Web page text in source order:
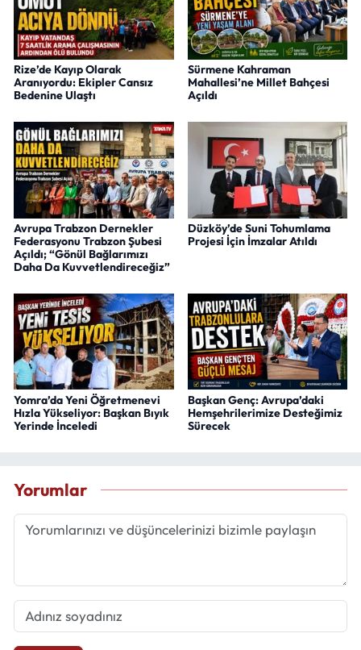
Rize’de Kayıp Olarak
Aranıyordu: Ekipler Cansız
Bedenine Ulaştı
Sürmene Kahraman
Mahallesi’ne Millet Bahçesi
Açıldı
Avrupa Trabzon Dernekler
Federasyonu Trabzon Şubesi
Açıldı; “Gönül Bağlarımızı
Daha Da Kuvvetlendireceğiz”
Düzköy’de Suni Tohumlama
Projesi İçin İmzalar Atıldı
Yomra’da Yeni Öğretmenevi
Hızla Yükseliyor: Başkan Bıyık
Yerinde İnceledi
Başkan Genç: Avrupa’daki
Hemşehrilerimize Desteğimiz
Sürecek
Yorumlar